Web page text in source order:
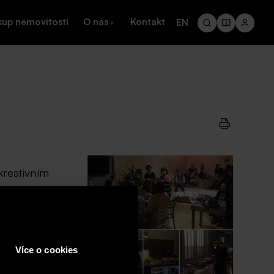
Více o cookies
nemovitostí O nás Kontakt EN
ženy